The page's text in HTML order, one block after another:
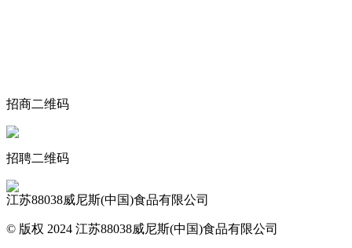
招商二维码
招聘二维码
江苏88038威尼斯(中国)食品有限公司
© 版权 2024 江苏88038威尼斯(中国)食品有限公司